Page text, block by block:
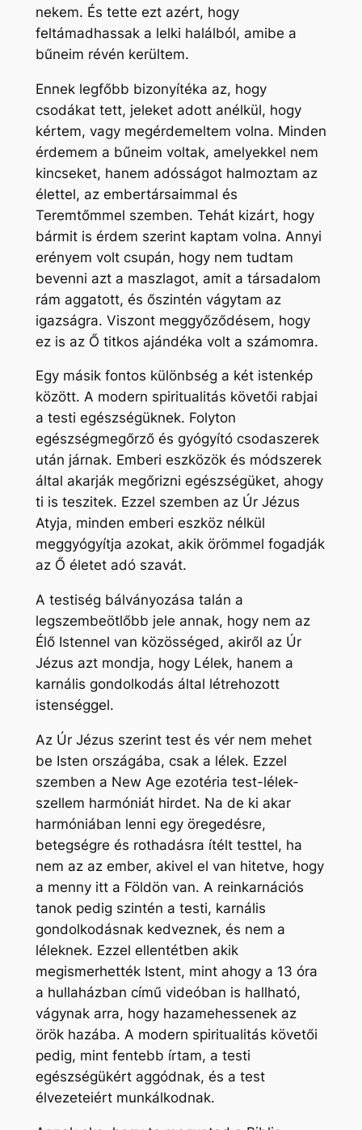
nekem. És tette ezt azért, hogy
feltámadhassak a lelki halálból, amibe a
bűneim révén kerültem.
Ennek legfőbb bizonyítéka az, hogy
csodákat tett, jeleket adott anélkül, hogy
kértem, vagy megérdemeltem volna. Minden
érdemem a bűneim voltak, amelyekkel nem
kincseket, hanem adósságot halmoztam az
élettel, az embertársaimmal és
Teremtőmmel szemben. Tehát kizárt, hogy
bármit is érdem szerint kaptam volna. Annyi
erényem volt csupán, hogy nem tudtam
bevenni azt a maszlagot, amit a társadalom
rám aggatott, és őszintén vágytam az
igazságra. Viszont meggyőződésem, hogy
ez is az Ő titkos ajándéka volt a számomra.
Egy másik fontos különbség a két istenkép
között. A modern spiritualitás követői rabjai
a testi egészségüknek. Folyton
egészségmegőrző és gyógyító csodaszerek
után járnak. Emberi eszközök és módszerek
által akarják megőrizni egészségüket, ahogy
ti is teszitek. Ezzel szemben az Úr Jézus
Atyja, minden emberi eszköz nélkül
meggyógyítja azokat, akik örömmel fogadják
az Ő életet adó szavát.
A testiség bálványozása talán a
legszembeötlőbb jele annak, hogy nem az
Élő Istennel van közösséged, akiről az Úr
Jézus azt mondja, hogy Lélek, hanem a
karnális gondolkodás által létrehozott
istenséggel.
Az Úr Jézus szerint test és vér nem mehet
be Isten országába, csak a lélek. Ezzel
szemben a New Age ezotéria test-lélek-
szellem harmóniát hirdet. Na de ki akar
harmóniában lenni egy öregedésre,
betegségre és rothadásra ítélt testtel, ha
nem az az ember, akivel el van hitetve, hogy
a menny itt a Földön van. A reinkarnációs
tanok pedig szintén a testi, karnális
gondolkodásnak kedveznek, és nem a
léleknek. Ezzel ellentétben akik
megismerhették Istent, mint ahogy a 13 óra
a hullaházban című videóban is hallható,
vágynak arra, hogy hazamehessenek az
örök hazába. A modern spiritualitás követői
pedig, mint fentebb írtam, a testi
egészségükért aggódnak, és a test
élvezeteiért munkálkodnak.